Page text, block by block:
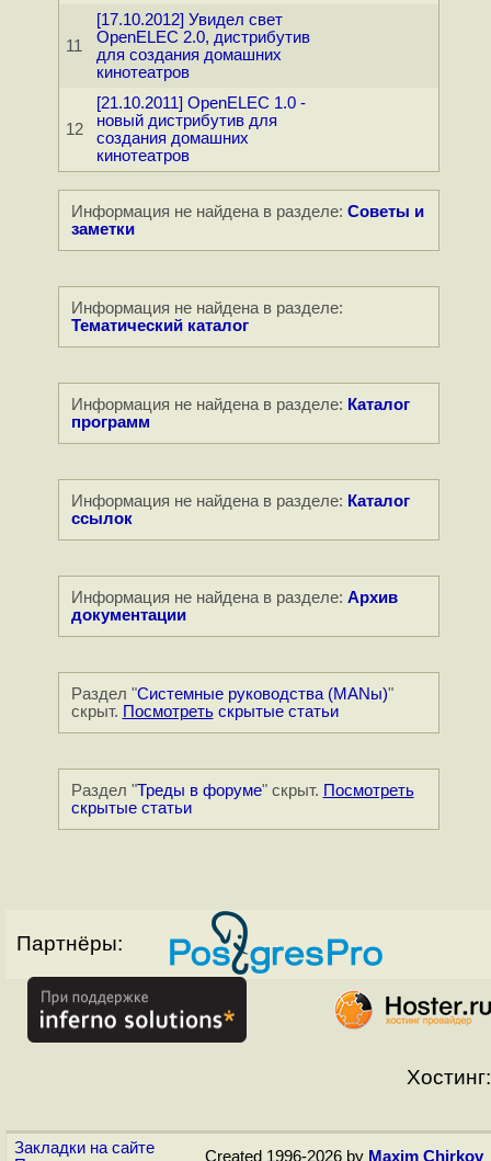
11
[17.10.2012] Увидел свет
OpenELEC 2.0, дистрибутив
для создания домашних
кинотеатров
12
[21.10.2011] OpenELEC 1.0 -
новый дистрибутив для
создания домашних
кинотеатров
Информация не найдена в разделе: Советы и
заметки
Информация не найдена в разделе:
Тематический каталог
Информация не найдена в разделе: Каталог
программ
Информация не найдена в разделе: Каталог
ссылок
Информация не найдена в разделе: Архив
документации
Раздел "Системные руководства (MANы)"
скрыт. Посмотретьскрытые статьи
Раздел "Треды в форуме" скрыт. Посмотреть
скрытые статьи
Партнёры:
Хостинг:
Закладки на сайте
Created 1996-2026 by Maxim Chirkov